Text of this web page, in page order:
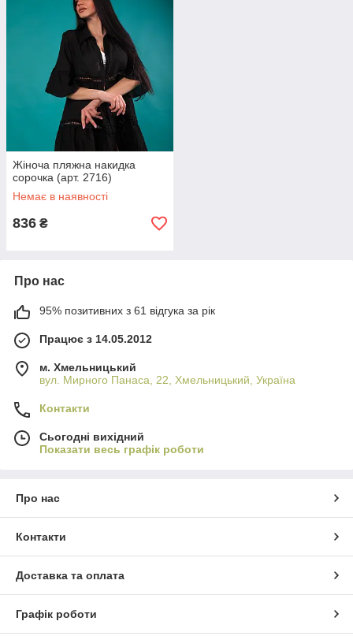
Жіноча пляжна накидка
сорочка (арт. 2716)
Немає в наявності
836 ₴
Про нас
95% позитивних з 61 відгука за рік
Працює з 14.05.2012
м. Хмельницький
вул. Мирного Панаса, 22, Хмельницький, Україна
Контакти
Сьогодні вихідний
Показати весь графік роботи
Про нас
Контакти
Доставка та оплата
Графік роботи